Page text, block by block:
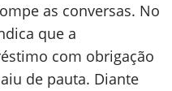
as conversas. No
que a
com obrigação
de pauta. Diante